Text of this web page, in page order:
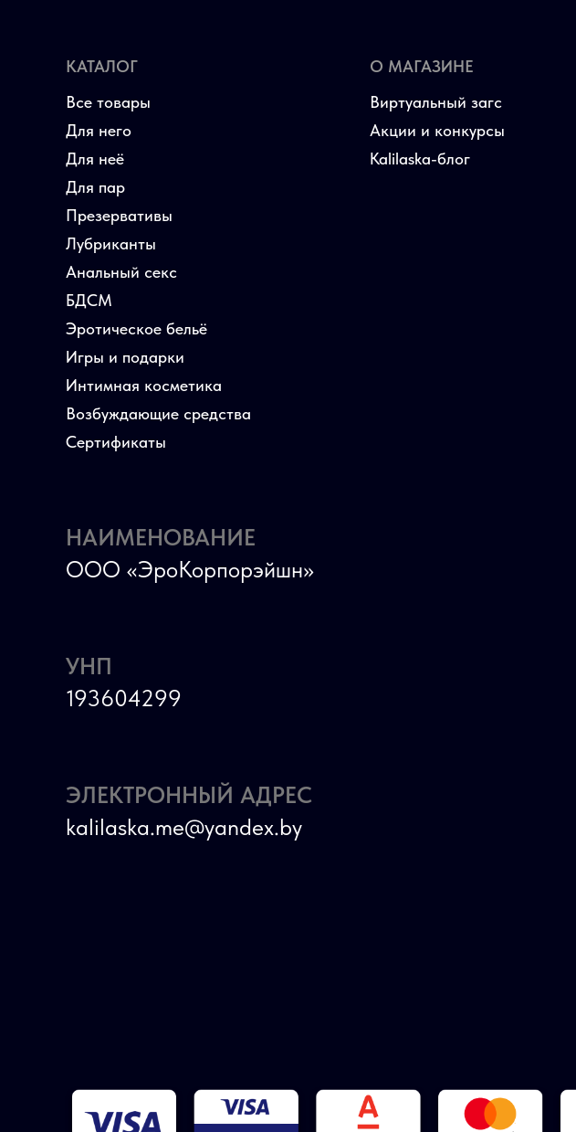
Виртуальный загс
Акции и конкурсы
Kalilaska-блог
О МАГАЗИНЕ
КАТАЛОГ
Для него
Для неё
Для пар
БДСМ
Эротическое бельё
Игры и подарки
Интимная косметика
Возбуждающие средства
Все товары
Презервативы
Лубриканты
Анальный секс
Сертификаты
УНП
193604299
ЭЛЕКТРОННЫЙ АДРЕС
kalilaska.me@yandex.by
НАИМЕНОВАНИЕ
ООО «ЭроКорпорэйшн»